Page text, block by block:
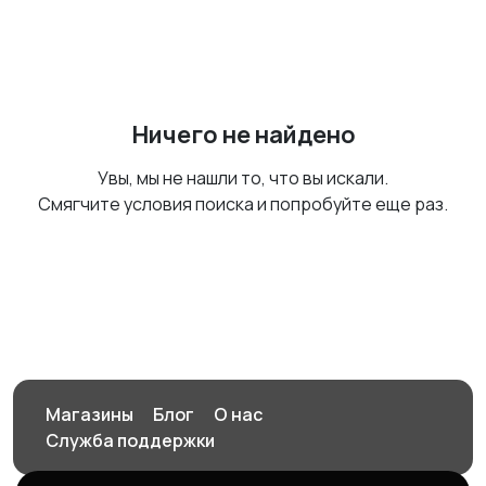
Ничего не найдено
Увы, мы не нашли то, что вы искали.
Смягчите условия поиска и попробуйте еще раз.
Магазины Блог
О нас
Служба поддержки